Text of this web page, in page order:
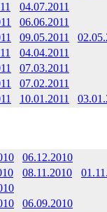
04.07.2011
06.06.2011
09.05.2011
04.04.2011
07.03.2011
07.02.2011
10.01.2011
06.12.2010
08.11.2010
06.09.2010